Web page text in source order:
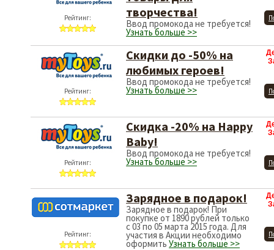
Рейтинг:
творчества!
Ввод промокода не требуется!
Узнать больше >>
Рейтинг:
Скидки до -50% на
любимых героев!
Ввод промокода не требуется!
Узнать больше >>
Рейтинг:
Скидка -20% на Happy
Baby!
Ввод промокода не требуется!
Узнать больше >>
Рейтинг:
Зарядное в подарок!
Зарядное в подарок! При
покупке от 1890 рублей только
с 03 по 05 марта 2015 года. Для
участия в Акции необходимо
оформить Узнать больше >>